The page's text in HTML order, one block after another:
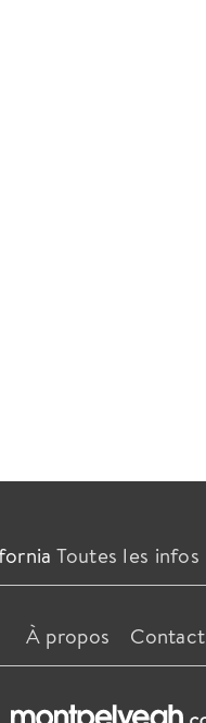
Toutes les infos
À propos Contact